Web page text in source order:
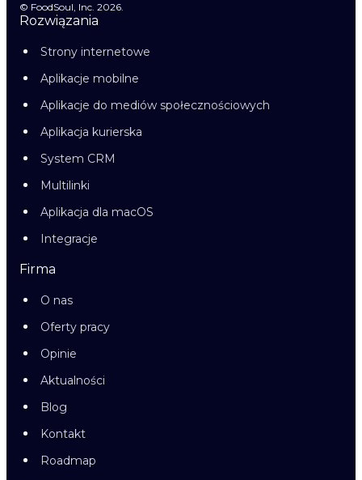
© FoodSoul, Inc. 2026.
Rozwiązania
Strony internetowe
Aplikacje mobilne
Aplikacje do mediów społecznościowych
Aplikacja kurierska
System CRM
Multilinki
Aplikacja dla macOS
Integracje
Firma
O nas
Oferty pracy
Opinie
Aktualności
Blog
Kontakt
Roadmap